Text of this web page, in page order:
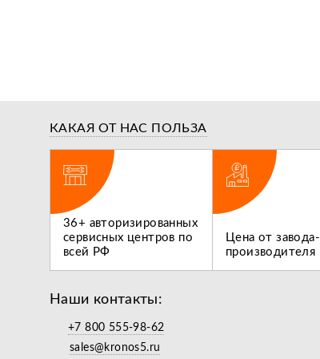
КАКАЯ ОТ НАС ПОЛЬЗА
36+ авторизированных
сервисных центров по
всей РФ
Цена от завода-
производителя
Наши контакты:
+7 800 555-98-62
sales@kronos5.ru